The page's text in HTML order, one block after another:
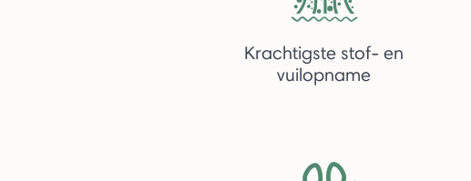
Krachtigste stof- en
vuilopname